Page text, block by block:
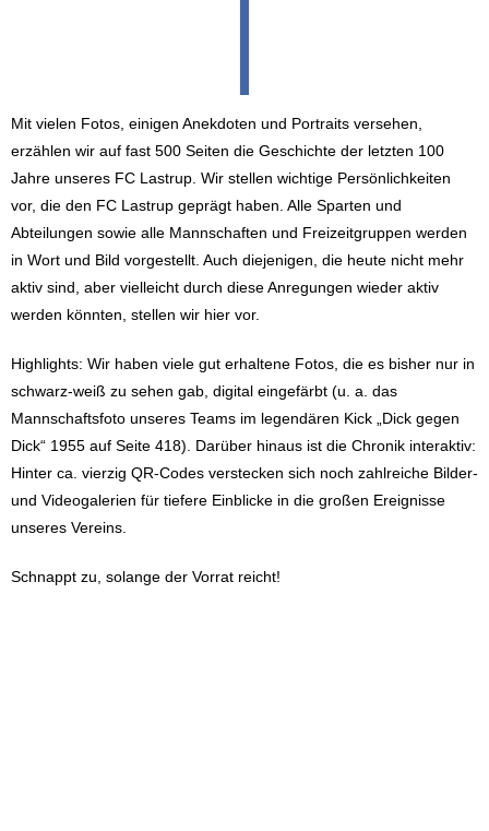
Mit vielen Fotos, einigen Anekdoten und Portraits versehen,
erzählen wir auf fast 500 Seiten die Geschichte der letzten 100
Jahre unseres FC Lastrup. Wir stellen wichtige Persönlichkeiten
vor, die den FC Lastrup geprägt haben. Alle Sparten und
Abteilungen sowie alle Mannschaften und Freizeitgruppen werden
in Wort und Bild vorgestellt. Auch diejenigen, die heute nicht mehr
aktiv sind, aber vielleicht durch diese Anregungen wieder aktiv
werden könnten, stellen wir hier vor.
Highlights: Wir haben viele gut erhaltene Fotos, die es bisher nur in
schwarz-weiß zu sehen gab, digital eingefärbt (u. a. das
Mannschaftsfoto unseres Teams im legendären Kick „Dick gegen
Dick“ 1955 auf Seite 418). Darüber hinaus ist die Chronik interaktiv:
Hinter ca. vierzig QR-Codes verstecken sich noch zahlreiche Bilder-
und Videogalerien für tiefere Einblicke in die großen Ereignisse
unseres Vereins.
Schnappt zu, solange der Vorrat reicht!